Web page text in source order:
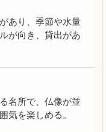
あり、季節や水量
が向き、貸出があ
名所で、仏像が並
気を楽しめる。